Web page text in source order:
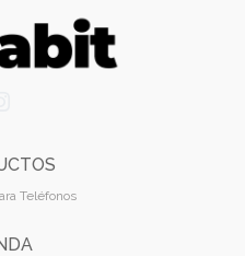
Teléfonos